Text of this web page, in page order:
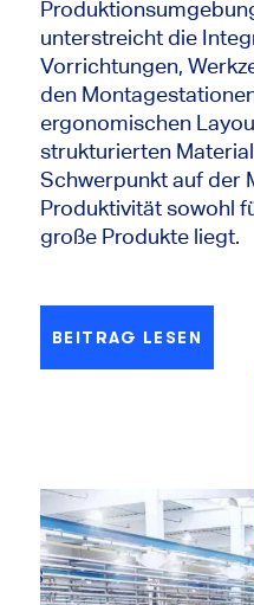
unterstreicht die
Vorrichtungen,
den
ergonomischen
strukturierten
Schwerpunkt auf der
Produktivität sowohl
große Produkte liegt.
BEITRAG LESEN